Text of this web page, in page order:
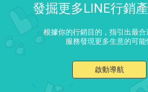
發掘更多LINE行銷
根據你的行銷目的，指引出最合
服務發現更多生意的可能
啟動導航